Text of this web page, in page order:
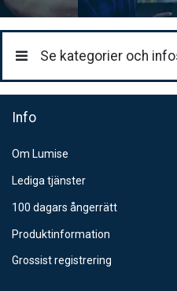
Se kategorier och
Info
Om Lumise
Lediga tjänster
100 dagars ångerrätt
Produktinformation
Grossist registrering